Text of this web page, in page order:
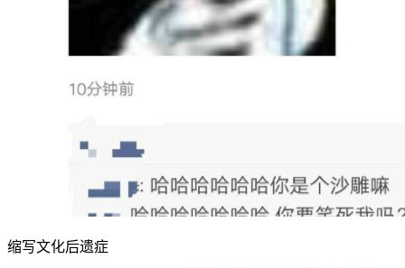
缩写文化后遗症